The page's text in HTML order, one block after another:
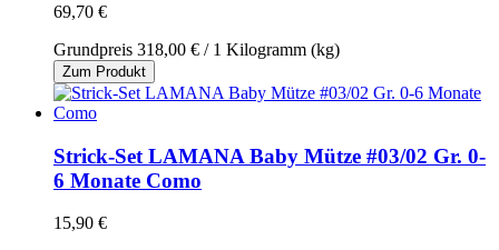
69,70 €
Grundpreis 318,00 € / 1 Kilogramm (kg)
Zum Produkt
Strick-Set LAMANA Baby Mütze #03/02 Gr. 0-
6 Monate Como
15,90 €